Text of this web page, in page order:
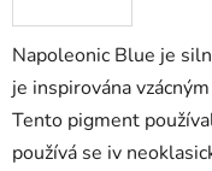
Napoleonic Blue je
je inspirována
Tento pigment
používá se iv